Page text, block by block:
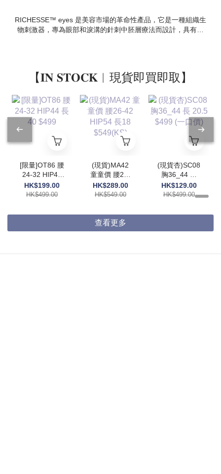
RICHESSE™ eyes 是美容市場的革命性產品，它是一種組織生
物刺激器，專為眼部和淚溝的針刺中胚層療法而設計，具有填
【𝐈𝐍 𝐒𝐓𝐎𝐂𝐊︱現貨即買即取】
[限量]OT86 腰
24-32 HIP44
長40 $499
HK$199.00
HK$499.00
(現貨)MA42
童童價 腰26-
42 HIP54 長
18 $549(KS)
HK$289.00
HK$549.00
(現貨杏)SC08
胸36_44 長
20.5 $499 (一
口價)
HK$129.00
HK$499.00
查看更多